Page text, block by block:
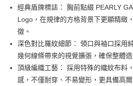
【大哥付你分期使用說明】
1.本服務由台灣大哥大提供，台灣大哥大用戶
2.付款方式選擇「大哥付你分期」，訂單成立
流程，驗證手機門號後，選擇欲分期的期數、
成交易。
3.實際核准額度、可分期數及費用金額請依後
4.訂單成立30分鐘內，如未前往確認交易或遇
消。如遇「轉專審核」未通過狀況，表示未達
【繳款方式說明】
AFTEE先享後付
相關說明
【關於「AFTEE先享後付」】
AFTEE先享後付是「在收到商品之後才付款」
便利好安心！
１．簡單：不需註冊會員、不需綁卡、不需儲
２．便利：只要手機號碼，簡訊認證，即可結
３．安心：先確認商品／服務後，再付款。
ATM付款
運送方式
全家取貨付款
經典盾牌標誌： 胸前點綴 PEARLY
Logo，在規律的方格背景下更顯精緻
徵。
深色對比羅紋細節： 領口與袖口採用
幾何線條帶來的視覺擴張，確保整體
頂級編織工藝： 採用特殊的織紋布料
感，不僅耐穿、不易變形，更具備高